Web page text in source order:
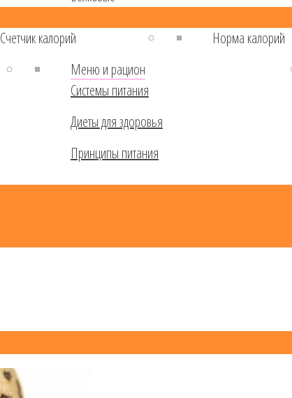
Cчетчик калорий Норма калорий
Меню и рацион
Системы питания
Диеты для здоровья
Принципы питания